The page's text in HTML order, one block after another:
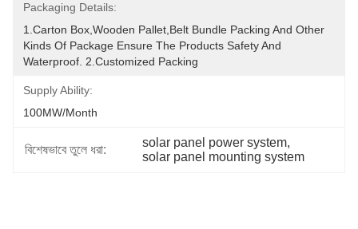
Packaging Details:
1.Carton Box,wooden Pallet,belt Bundle Packing And Other
Kinds Of Package Ensure The Products Safety And
Waterproof. 2.Customized Packing
Supply Ability:
100MW/Month
বিশেষভাবে তুলে ধরা:
solar panel power system,
solar panel mounting system